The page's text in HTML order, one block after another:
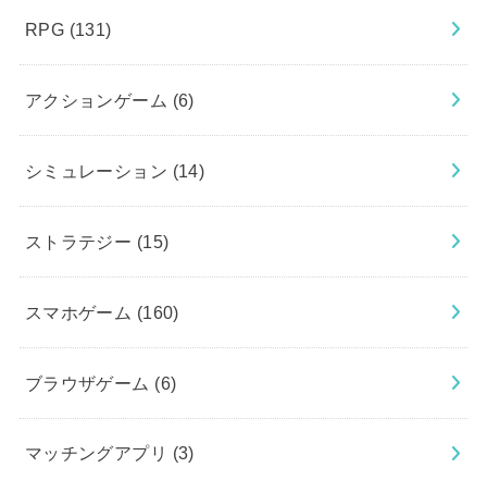
RPG (131)
アクションゲーム (6)
シミュレーション (14)
ストラテジー (15)
スマホゲーム (160)
ブラウザゲーム (6)
マッチングアプリ (3)